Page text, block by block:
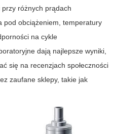
różnych prądach
pod obciążeniem, temperatury
na cykle
dają najlepsze wyniki,
się na recenzjach społeczności
zaufane sklepy, takie jak